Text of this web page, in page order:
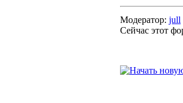
Модератор: jull
Сейчас этот